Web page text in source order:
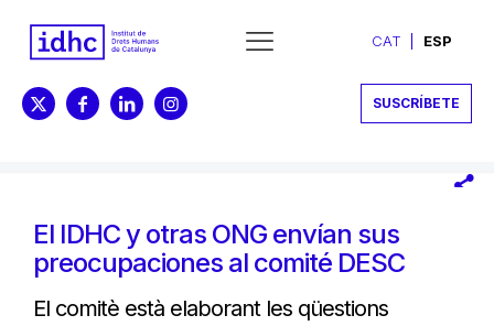
CAT ESP
SUSCRÍBETE
El IDHC y otras ONG envían sus
preocupaciones al comité DESC
El comitè està elaborant les qüestions